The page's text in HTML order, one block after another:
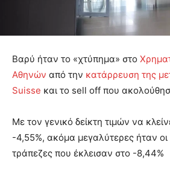
Βαρύ ήταν το «χτύπημα» στο
Αθηνών από την κατάρρευση της
Suisse και το sell off που
Με τον γενικό δείκτη τιμών να
-4,55%, ακόμα μεγαλύτερες ήταν οι
τράπεζες που έκλεισαν στο -8,44%